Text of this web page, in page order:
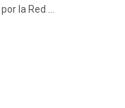
la Red ...